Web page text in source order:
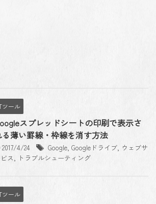
ツール
スプレッドシートの印刷で表示さ
る薄い罫線・枠線を消す方法
2017/4/24 Google, Googleドライブ, ウェブサ
ス, トラブルシューティング
ツール